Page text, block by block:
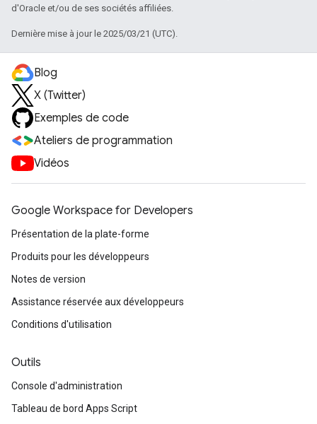
d'Oracle et/ou de ses sociétés affiliées.
Dernière mise à jour le 2025/03/21 (UTC).
Blog
X (Twitter)
Exemples de code
Ateliers de programmation
Vidéos
Google Workspace for Developers
Présentation de la plate-forme
Produits pour les développeurs
Notes de version
Assistance réservée aux développeurs
Conditions d'utilisation
Outils
Console d'administration
Tableau de bord Apps Script